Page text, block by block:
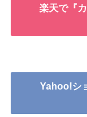
楽天で『
Yahoo!シ